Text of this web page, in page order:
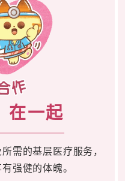
在一起
需的基层医疗服务，
强健的体魄。